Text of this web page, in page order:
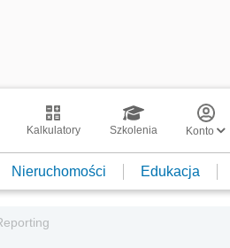
Kalkulatory Szkolenia Konto
Nieruchomości Edukacja